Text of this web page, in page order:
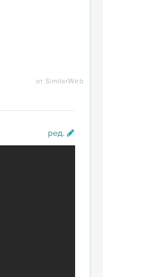
от SimilarWeb